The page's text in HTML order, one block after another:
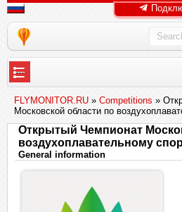
---
FLYMONITOR.RU » Competitions »
Московской области по
Открытый Чемпионат
воздухоплавательному
General information